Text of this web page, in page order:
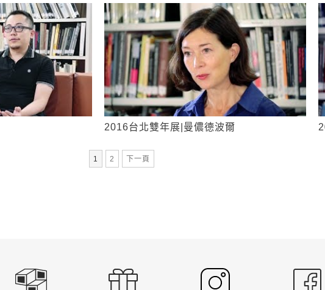
2016台北雙年展|曼儂德波爾
1 第
2 下一頁